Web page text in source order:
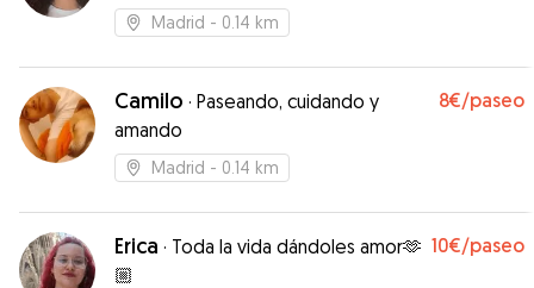
Madrid - 0.14 km
Camilo · Paseando, cuidando y
amando
8€/paseo
Madrid - 0.14 km
Erica · Toda la vida dándoles amor🫶
🏼
10€/paseo